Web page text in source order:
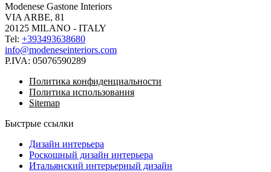
Modenese Gastone Interiors
VIA ARBE, 81
20125 MILANO - ITALY
Tel: +393493638680
info@modeneseinteriors.com
P.IVA: 05076590289
Политика конфиденциальности
Политика использования
Sitemap
Быстрые ссылки
Дизайн интерьера
Роскошный дизайн интерьера
Итальянский интерьерный дизайн